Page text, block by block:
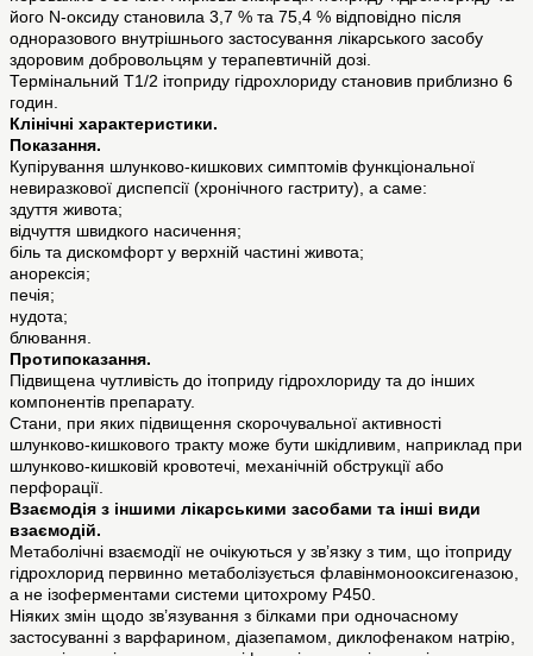
його N-оксиду становила 3,7 % та 75,4 % відповідно після
одноразового внутрішнього застосування лікарського засобу
здоровим добровольцям у терапевтичній дозі.
Термінальний Т1/2 ітоприду гідрохлориду становив приблизно 6
годин.
Клінічні характеристики.
Показання.
Купірування шлунково-кишкових симптомів функціональної
невиразкової диспепсії (хронічного гастриту), а саме:
здуття живота;
відчуття швидкого насичення;
біль та дискомфорт у верхній частині живота;
анорексія;
печія;
нудота;
блювання.
Протипоказання.
Підвищена чутливість до ітоприду гідрохлориду та до інших
компонентів препарату.
Стани, при яких підвищення скорочувальної активності
шлунково-кишкового тракту може бути шкідливим, наприклад при
шлунково-кишковій кровотечі, механічній обструкції або
перфорації.
Взаємодія з іншими лікарськими засобами та інші види
взаємодій.
Метаболічні взаємодії не очікуються у зв’язку з тим, що ітоприду
гідрохлорид первинно метаболізується флавінмонооксигеназою,
а не ізоферментами системи цитохрому Р450.
Ніяких змін щодо зв’язування з білками при одночасному
застосуванні з варфарином, діазепамом, диклофенаком натрію,